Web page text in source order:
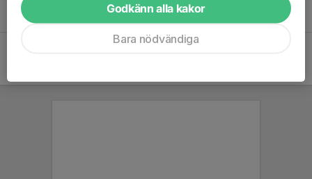
trygga-fotbollsmiljoer.pdf
6,57 MB | Trygga Fotbollsmiljöer
Godkänn alla kakor
Bara nödvändiga